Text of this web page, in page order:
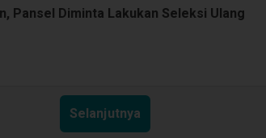
Pansel Diminta Lakukan Seleksi Ulang
Selanjutnya